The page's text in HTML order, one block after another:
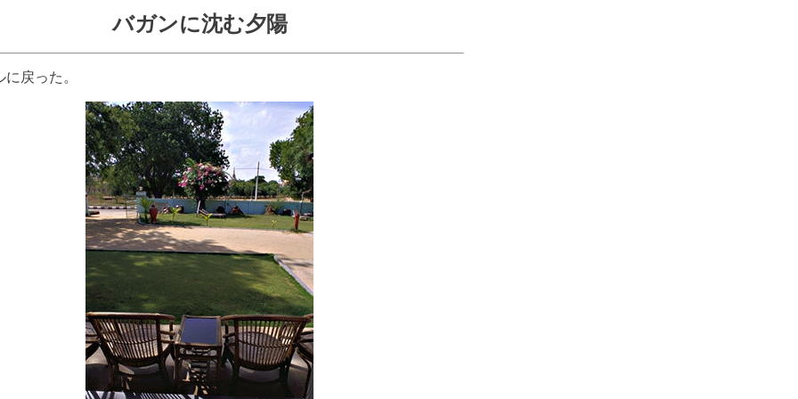
バガンに沈む夕陽
戻った。